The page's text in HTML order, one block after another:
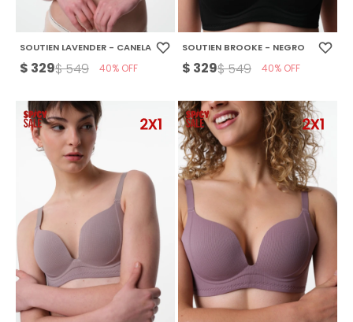
SOUTIEN LAVENDER - CANELA
$ 329$549 40
SOUTIEN BROOKE - NEGRO
$ 329$549 40